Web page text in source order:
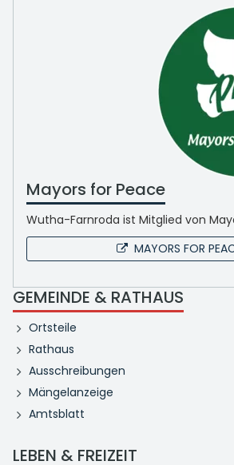
Mayors for Peace
Wutha-Farnroda ist Mitglied von
MAYORS FOR
GEMEINDE & RATHAUS
Ortsteile
Rathaus
Ausschreibungen
Mängelanzeige
Amtsblatt
LEBEN & FREIZEIT